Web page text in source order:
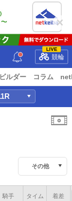
LIVE
競輪
ルダー コラム
その他
騎手 タイム 着差